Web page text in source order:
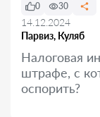
Парвиз, Куляб
0 30
14.12.2024
Налоговая
штрафе, с
оспорить?